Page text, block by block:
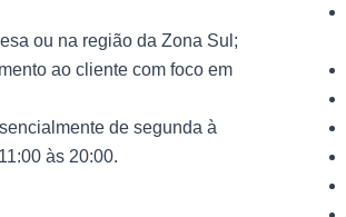
ou na região da Zona Sul;
ao cliente com foco em
de segunda à
às 20:00.